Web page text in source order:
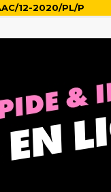
12-2020/PL/P